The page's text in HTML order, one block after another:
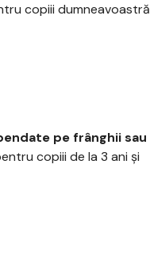
copiii dumneavoastră
pe frânghii sau
copiii de la 3 ani și